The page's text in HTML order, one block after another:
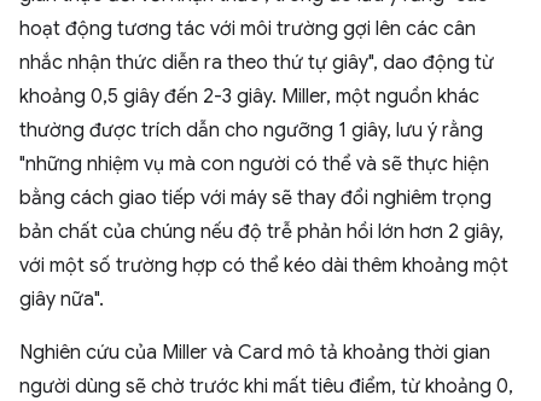
hoạt động tương tác với môi trường gợi lên các cân
nhắc nhận thức diễn ra theo thứ tự giây", dao động từ
khoảng 0,5 giây đến 2-3 giây. Miller, một nguồn khác
thường được trích dẫn cho ngưỡng 1 giây, lưu ý rằng
"những nhiệm vụ mà con người có thể và sẽ thực hiện
bằng cách giao tiếp với máy sẽ thay đổi nghiêm trọng
bản chất của chúng nếu độ trễ phản hồi lớn hơn 2 giây,
với một số trường hợp có thể kéo dài thêm khoảng một
giây nữa".
Nghiên cứu của Miller và Card mô tả khoảng thời gian
người dùng sẽ chờ trước khi mất tiêu điểm, từ khoảng 0,